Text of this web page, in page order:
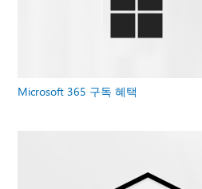
Microsoft 365 구독 혜택